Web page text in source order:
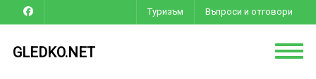
Туризъм Въпроси и отговори
GLEDKO.NET